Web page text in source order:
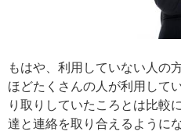
もはや、利用していない人の
ほどたくさんの人が利用して
り取りしていたころとは比較
達と連絡を取り合えるように